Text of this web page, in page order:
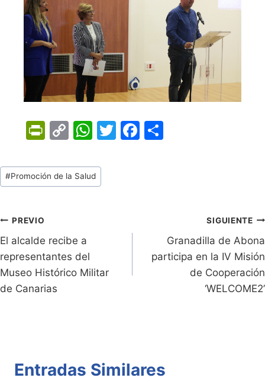
Pr
tF
ri
dl
y
C
p
y
k
W
at
s
T
F
Tags
de
#Promoción de la Salud
Navegación
de
entradas
PREVIO
El alcalde recibe a
representantes del
Museo Histórico Militar
de Canarias
SIGUIENTE
Granadilla de Abona
participa en la IV Misión
de Cooperación
‘WELCOME2’
Entradas Similares